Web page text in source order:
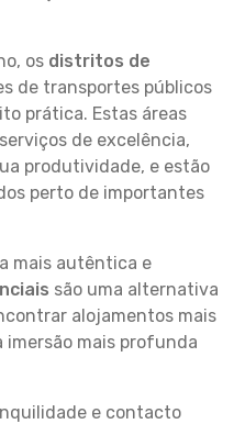
os distritos de
de transportes públicos
prática. Estas áreas
de excelência,
produtividade, e estão
perto de importantes
mais autêntica e
são uma alternativa
alojamentos mais
imersão mais profunda
e contacto